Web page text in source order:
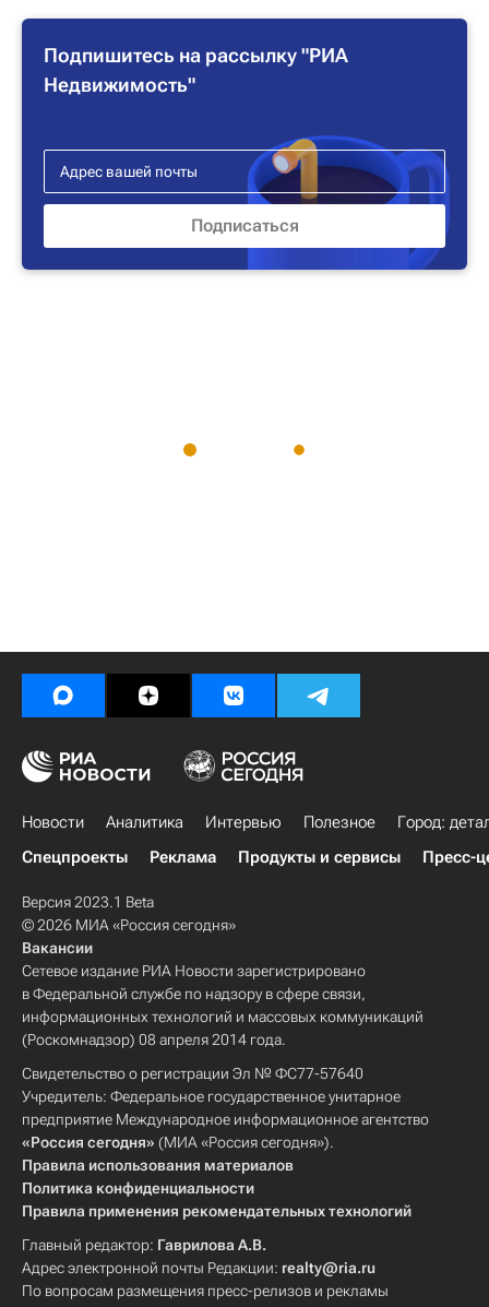
Подпишитесь на рассылку "РИА
Недвижимость"
Новости Аналитика Интервью Полезное
Город:
Спецпроекты
Реклама Продукты и сервисы Пресс-
Версия 2023.1 Beta
© 2026 МИА «Россия сегодня»
Вакансии
Сетевое издание РИА Новости зарегистрировано
в Федеральной службе по надзору в сфере связи,
информационных технологий и массовых коммуникаций
(Роскомнадзор) 08 апреля 2014 года.
Свидетельство о регистрации Эл № ФС77-57640
Учредитель: Федеральное государственное унитарное
предприятие Международное информационное агентство
«Россия сегодня» (МИА «Россия сегодня»).
Правила использования материалов
Политика конфиденциальности
Правила применения рекомендательных технологий
Главный редактор: Гаврилова А.В.
Адрес электронной почты Редакции: realty@ria.ru
По вопросам размещения пресс-релизов и рекламы